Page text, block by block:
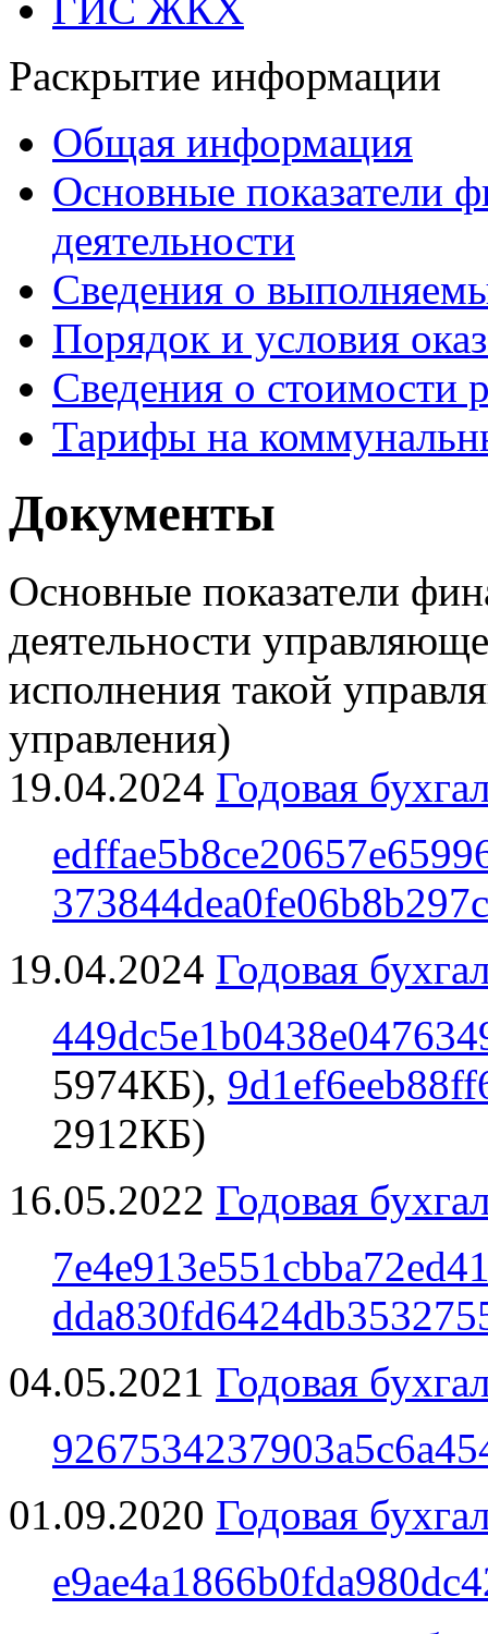
Раскрытие информации
Общая информация
Основные показатели
деятельности
Сведения о
Порядок и условия
Сведения о стоимости
Тарифы на
Документы
Основные показатели
деятельности
исполнения такой
управления)
19.04.2024 Годовая
19.04.2024 Годовая
5974КБ),
2912КБ)
16.05.2022 Годовая
04.05.2021 Годовая
01.09.2020 Годовая